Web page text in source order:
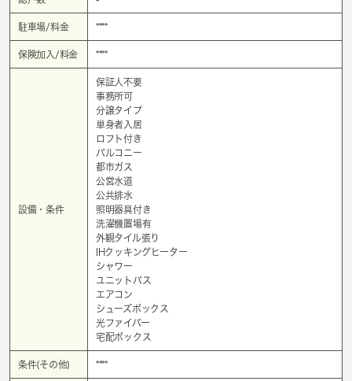
駐車場/料金 ****
保険加入/料金 ****
設備・条件
保証人不要
事務所可
分譲タイプ
単身者入居
ロフト付き
バルコニー
都市ガス
公営水道
公共排水
照明器具付き
洗濯機置場有
外観タイル張り
IHクッキングヒーター
シャワー
ユニットバス
エアコン
シューズボックス
光ファイバー
宅配ボックス
条件(その他) ****